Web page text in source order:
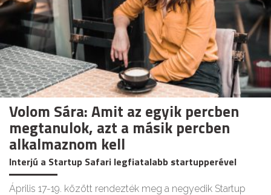
Volom Sára: Amit az egyik percben
megtanulok, azt a másik percben
alkalmaznom kell
Interjú a Startup Safari legfiatalabb startupperével
Április 17-19. között rendezték meg a negyedik Startup